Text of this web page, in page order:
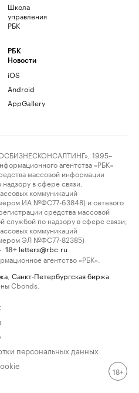
Школа
управления
РБК
РБК
Новости
iOS
Android
AppGallery
1995–
агентства «РБК»
массовой информации
в сфере связи,
коммуникаций
ИА №ФС77-63848) и сетевого
средства массовой
по надзору в сфере связи,
коммуникаций
ЭЛ №ФС77-82385)
18+ letters@rbc.ru
агентство «РБК».
Санкт-Петербургская биржа
Cbonds.
персональных данных
18+